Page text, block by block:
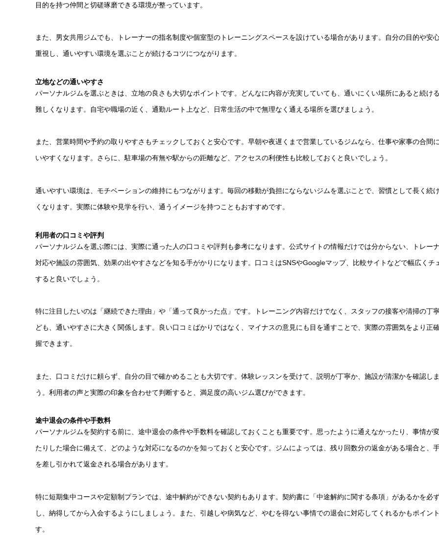
目的を持つ仲間と切磋琢磨できる環境が整っています。
また、男女共用ジムでも、トレーナーの指名制度や個室型のトレーニングスペースを設けている場合があります。自分の目的や安
重視し、通いやすい環境を選ぶことが続けるコツにつながります。
立地などの通いやすさ
パーソナルジムを選ぶときは、立地の良さも大切なポイントです。どんなに内容が充実していても、通いにくい場所にあると続け
難しくなります。自宅や職場の近く、通勤ルート上など、日常生活の中で無理なく通える場所を選びましょう。
また、営業時間や予約の取りやすさもチェックしておくと安心です。早朝や夜遅くまで営業しているジムなら、仕事や家事の合間
いやすくなります。さらに、駐車場の有無や駅からの距離など、アクセスの利便性も比較しておくと良いでしょう。
通いやすい環境は、モチベーションの維持にもつながります。毎回の移動が負担にならないジムを選ぶことで、習慣として長く続
くなります。実際に体験や見学を行い、通うイメージを持つこともおすすめです。
利用者の口コミや評判
パーソナルジムを選ぶ際には、実際に通った人の口コミや評判も参考になります。公式サイトの情報だけでは分からない、トレー
対応や施設の雰囲気、効果の出やすさなどを知る手がかりになります。口コミはSNSやGoogleマップ、比較サイトなどで幅広くチ
すると良いでしょう。
特に注目したいのは「継続できた理由」や「通って良かった点」です。トレーニング内容だけでなく、スタッフの接客や清掃の丁
ども、通いやすさに大きく関係します。良い口コミばかりではなく、マイナスの意見にも目を通すことで、実際の雰囲気をより正
握できます。
また、口コミだけに頼らず、自分の目で確かめることも大切です。体験レッスンを受けて、説明が丁寧か、施設が清潔かを確認し
う。利用者の声と実際の印象を合わせて判断すると、満足度の高いジム選びができます。
途中退会の条件や手数料
パーソナルジムを契約する前に、途中退会の条件や手数料を確認しておくことも重要です。思ったように通えなかったり、事情が
たりした場合に備えて、どのような対応になるのかを知っておくと安心です。ジムによっては、残り回数分の返金がある場合と、
を差し引かれて返金される場合があります。
特に短期集中コースや定額制プランでは、途中解約ができない契約もあります。契約書に「中途解約に関する条項」があるかを必
し、納得してから入会するようにしましょう。また、引越しや病気など、やむを得ない事情での退会に対応してくれるかもポイン
す。